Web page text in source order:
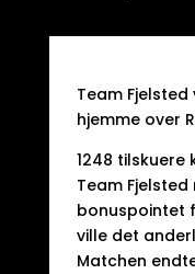
Team
hjemme over
1248
Team
bonuspointet
ville det
Matchen